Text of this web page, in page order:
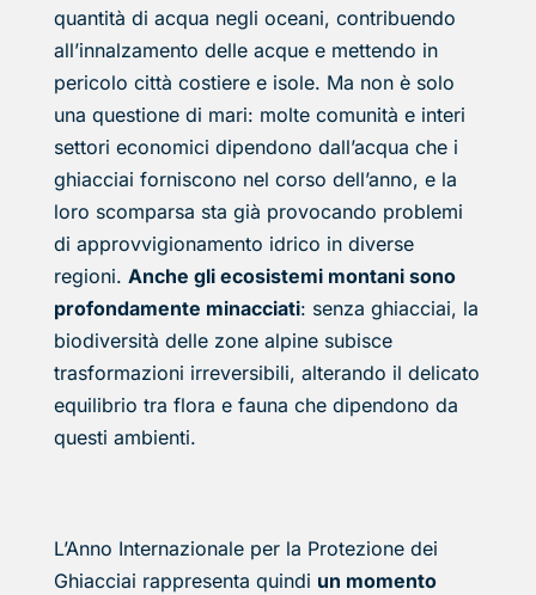
quantità di acqua negli oceani, contribuendo
all’innalzamento delle acque e mettendo in
pericolo città costiere e isole. Ma non è solo
una questione di mari: molte comunità e interi
settori economici dipendono dall’acqua che i
ghiacciai forniscono nel corso dell’anno, e la
loro scomparsa sta già provocando problemi
di approvvigionamento idrico in diverse
regioni. Anche gli ecosistemi montani sono
profondamente minacciati: senza ghiacciai, la
biodiversità delle zone alpine subisce
trasformazioni irreversibili, alterando il delicato
equilibrio tra flora e fauna che dipendono da
questi ambienti.
L’Anno Internazionale per la Protezione dei
Ghiacciai rappresenta quindi un momento